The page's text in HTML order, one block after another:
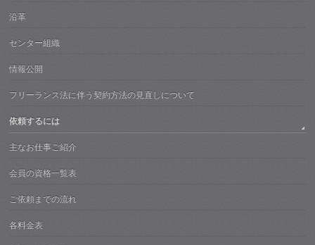
沿革
センター組織
情報公開
フリーランス法に伴う契約方法の見直しについて
依頼するには
主なお仕事ご紹介
会員の資格一覧表
ご依頼までの流れ
各料金表